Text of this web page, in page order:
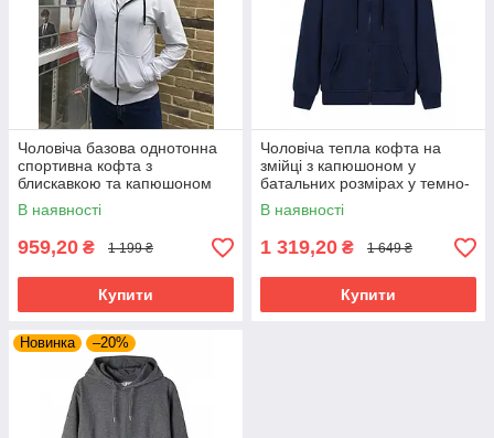
Чоловіча базова однотонна
спортивна кофта з
блискавкою та капюшоном
В наявності
959,20 ₴ 1 199 ₴
Купити
Чоловіча тепла кофта на
змійці з капюшоном у
батальних розмірах у темно-
синьому кольорі
В наявності
1 319,20 ₴ 1 649 ₴
Купити
Новинка –20%